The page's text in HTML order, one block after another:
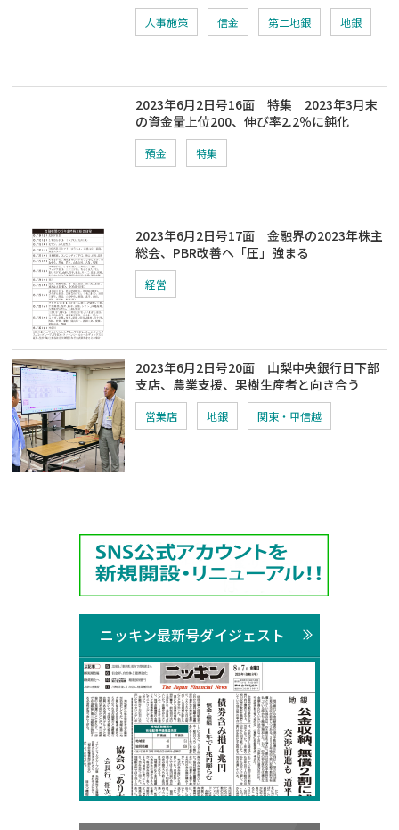
人事施策 信金 第二地銀 地銀
2023年6月2日号16面 特集 2023年3月末
の資金量上位200、伸び率2.2％に鈍化
預金 特集
2023年6月2日号17面 金融界の2023年株主
総会、PBR改善へ「圧」強まる
経営
2023年6月2日号20面 山梨中央銀行日下部
支店、農業支援、果樹生産者と向き合う
営業店 地銀 関東・甲信越
ニッキン最新号ダイジェスト